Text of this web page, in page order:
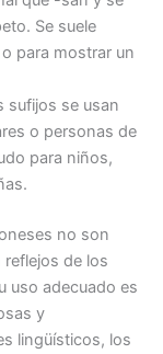
Se suele
para mostrar un
sufijos se usan
o personas de
para niños,
no son
de los
uso adecuado es
y
lingüísticos, los